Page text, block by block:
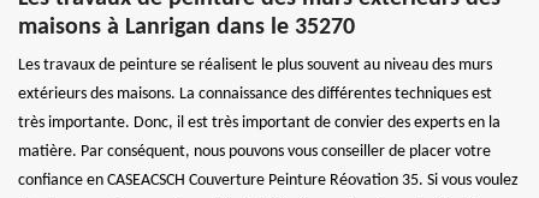
maisons à Lanrigan dans le 35270
Les travaux de peinture se réalisent le plus souvent au niveau des murs
extérieurs des maisons. La connaissance des différentes techniques est
très importante. Donc, il est très important de convier des experts en la
matière. Par conséquent, nous pouvons vous conseiller de placer votre
confiance en CASEACSCH Couverture Peinture Réovation 35. Si vous voulez